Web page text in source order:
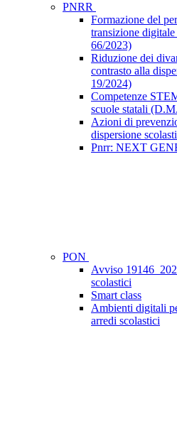
PNRR
Formazione del
transizione
66/2023)
Riduzione dei
contrasto alla
19/2024)
Competenze
scuole statali
Azioni di
dispersione
Pnrr: NEXT
PON
Avviso
scolastici
Smart class
Ambienti digitali
arredi scolastici